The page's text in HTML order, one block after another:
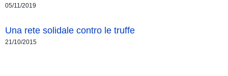
05/11/2019
Una rete solidale contro le truffe
21/10/2015